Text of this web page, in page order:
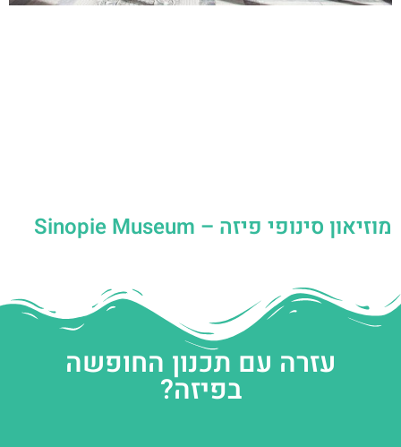
מוזיאון סינופי פיזה – Sinopie Museum
עזרה עם תכנון החופשה
בפיזה?